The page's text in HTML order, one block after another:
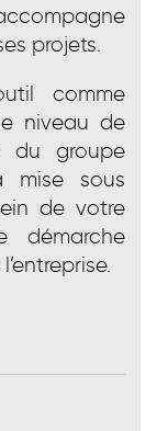
projets.
comme
niveau de
du groupe
mise sous
de votre
démarche